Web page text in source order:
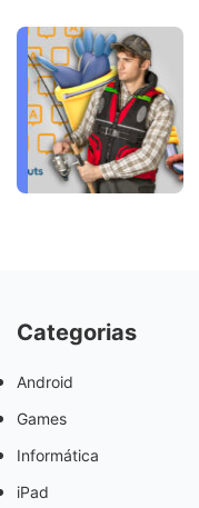
Categorias
Android
Games
Informática
iPad